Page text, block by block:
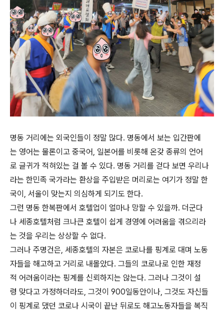
명동 거리에는 외국인들이 정말 많다. 명동에서 보는 입간판에
는 영어는 물론이고 중국어, 일본어를 비롯해 온갖 종류의 언어
로 글귀가 적혀있는 걸 볼 수 있다. 명동 거리를 걷다 보면 우리나
라는 한민족 국가라는 환상을 주입받은 머리로는 여기가 정말 한
국이, 서울이 맞는지 의심하게 되기도 한다.
그런 명동 한복판에서 호텔업이 얼마나 망할 수 있을까. 더군다
나 세종호텔처럼 크나큰 호텔이 쉽게 경영에 어려움을 겪으리라
는 것을 우리는 상상할 수 없다.
그러나 주명건은, 세종호텔의 자본은 코로나를 핑계로 대며 노동
자들을 해고하고 거리로 내몰았다. 그들의 코로나로 인한 재정
적 어려움이라는 핑계를 신뢰하지는 않는다. 그러나 그것이 설
령 맞다고 가정하더라도, 그것이 900일동안이나, 그것도 자신들
이 핑계로 댔던 코로나 시국이 끝난 뒤로도 해고노동자들을 복직